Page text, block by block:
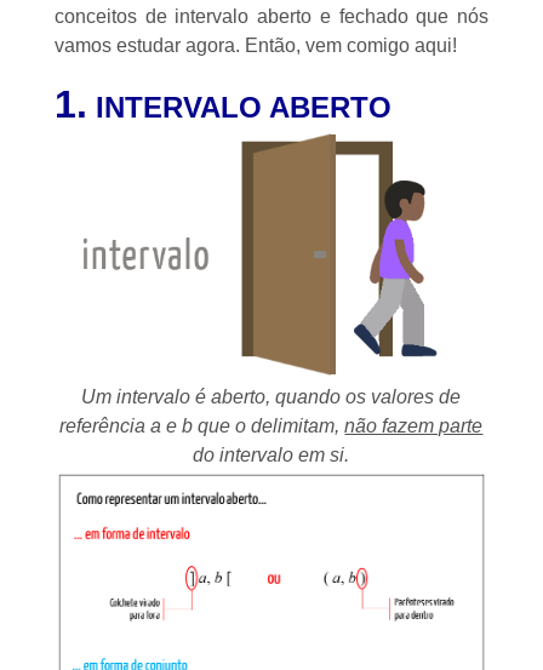
conceitos de intervalo aberto e fechado que nós
vamos estudar agora. Então, vem comigo aqui!
1. INTERVALO ABERTO
Um intervalo é aberto, quando os valores de
referência a e b que o delimitam,não fazem parte
do intervalo em si.